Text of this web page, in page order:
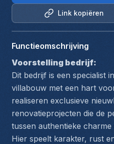
Link kopiëren
Functieomschrijving
Voorstelling bedrijf:
Dit bedrijf is een specialist
villabouw met een hart
realiseren exclusieve
renovatieprojecten die de
tussen authentieke
Hier speelt karakter, rust